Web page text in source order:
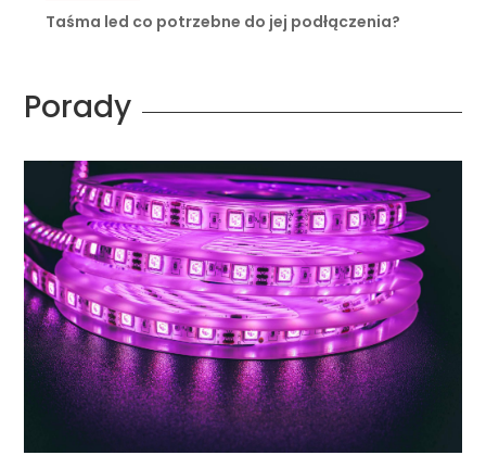
Taśma led co potrzebne do jej podłączenia?
Porady